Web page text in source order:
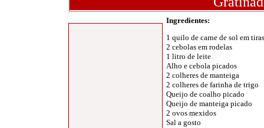
Ingredientes:
1 quilo de carne de sol em tiras
2 cebolas em rodelas
1 litro de leite
Alho e cebola picados
2 colheres de manteiga
2 colheres de farinha de trigo
Queijo de coalho picado
Queijo de manteiga picado
2 ovos mexidos
Sal a gosto